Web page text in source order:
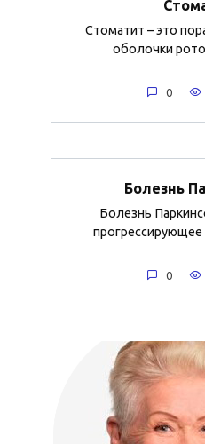
Стоматит – это
оболочки
0
Болезнь
Болезнь
прогрессирующее
0